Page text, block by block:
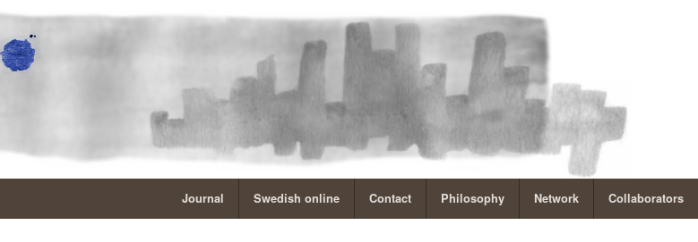
Journal Swedish online Contact Philosophy Network Collaborators